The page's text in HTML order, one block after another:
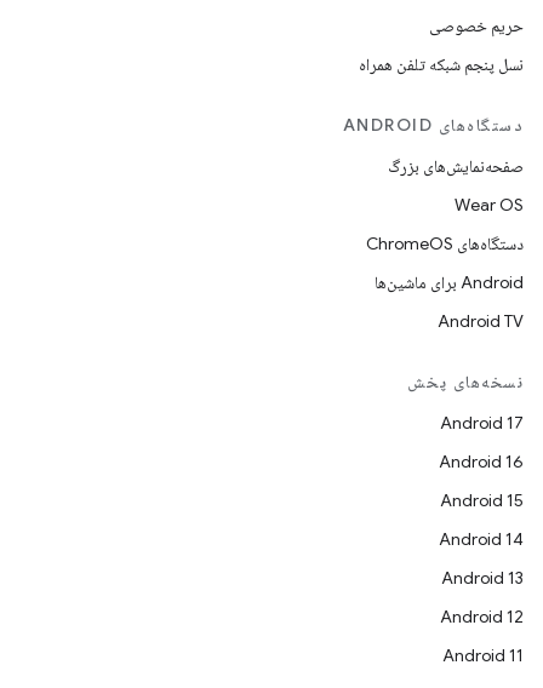
حریم خصوصی
نسل پنجم شبکه تلفن همراه
دستگاه‌های ANDROID
صفحه‌نمایش‌های بزرگ
Wear OS
دستگاه‌های ChromeOS
Android برای ماشین‌ها
Android TV
نسخه‌های پخش
Android 17
Android 16
Android 15
Android 14
Android 13
Android 12
Android 11